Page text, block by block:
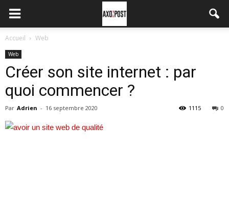
Accueil Web
Web
Créer son site internet : par
quoi commencer ?
Par Adrien - 16 septembre 2020 0
1115